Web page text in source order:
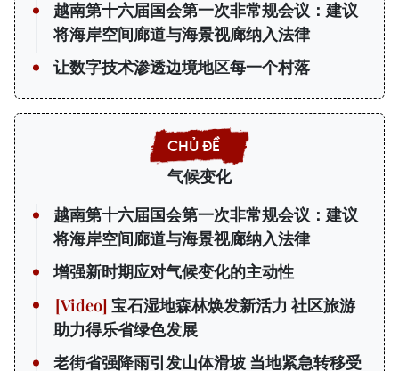
越南第十六届国会第一次非常规会议：建议
将海岸空间廊道与海景视廊纳入法律
让数字技术渗透边境地区每一个村落
气候变化
越南第十六届国会第一次非常规会议：建议
将海岸空间廊道与海景视廊纳入法律
增强新时期应对气候变化的主动性
宝石湿地森林焕发新活力 社区旅游
助力得乐省绿色发展
老街省强降雨引发山体滑坡 当地紧急转移受